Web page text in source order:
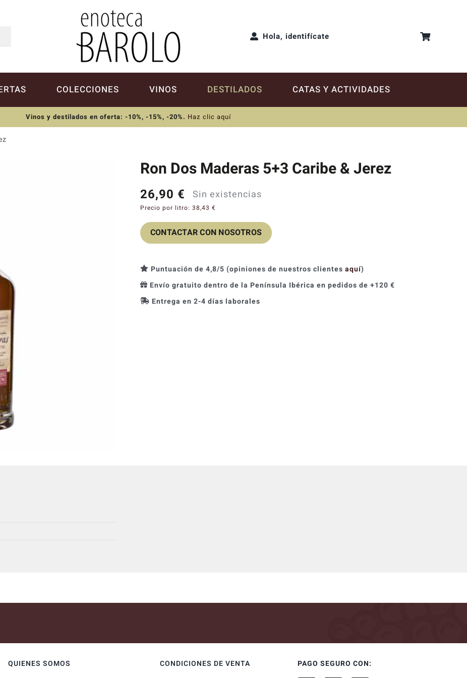
Hola, identifícate
COLECCIONES VINOS DESTILADOS CATAS Y ACTIVIDADES
Vinos y destilados en oferta: -10%, -15%, -20%. Haz clic aquí
Ron Dos Maderas 5+3 Caribe & Jerez
26,90 € Sin existencias
Precio por litro: 38,43 €
CONTACTAR CON NOSOTROS
Puntuación de 4,8/5 (opiniones de nuestros clientes aquí)
Envío gratuito dentro de la Península Ibérica en pedidos de +120 €
Entrega en 2-4 días laborales
QUIENES SOMOS
CONDICIONES DE VENTA
PAGO SEGURO CON: